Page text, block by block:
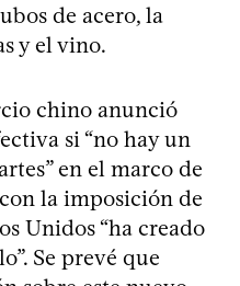
de acero, la
y el vino.
chino anunció
si “no hay un
en el marco de
la imposición de
Unidos “ha creado
Se prevé que